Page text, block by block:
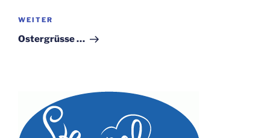
Nächster
Beitrag
WEITER
Ostergrüsse …